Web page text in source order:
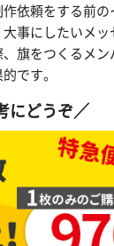
依頼をする前
事にしたいメ
旗をつくるメ
です。
にどうぞ／